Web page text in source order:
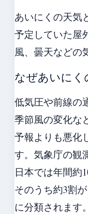
あいにくの天気
予定していた屋
風、曇天などの
なぜあいにく
低気圧や前線の
季節風の変化な
予報よりも悪化
す。気象庁の観
日本では年間約
そのうち約3割
に分類されます。